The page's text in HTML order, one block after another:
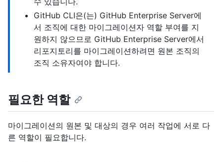
GitHub CLI은(는) GitHub Enterprise Server에
서 조직에 대한 마이그레이션자 역할 부여를 지
원하지 않으므로 GitHub Enterprise Server에서
리포지토리를 마이그레이션하려면 원본 조직의
조직 소유자여야 합니다.
필요한 역할
마이그레이션의 원본 및 대상의 경우 여러 작업에 서로 다
른 역할이 필요합니다.